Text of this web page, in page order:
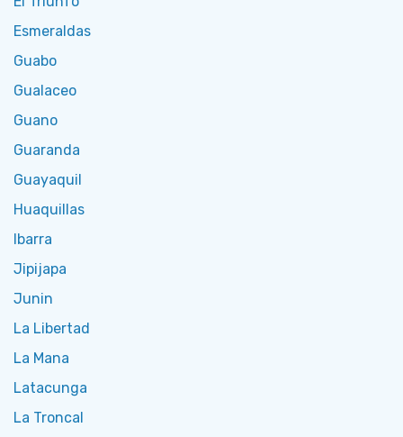
Esmeraldas
Guabo
Gualaceo
Guano
Guaranda
Guayaquil
Huaquillas
Ibarra
Jipijapa
Junin
La Libertad
La Mana
Latacunga
La Troncal